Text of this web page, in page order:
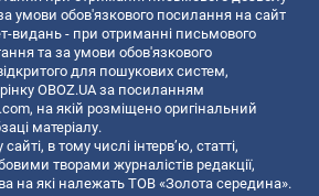
умови обов'язкового посилання на сайт
видань - при отриманні письмового
та за умови обов'язкового
для пошукових систем,
OBOZ.UA за посиланням
, на якій розміщено оригінальний
матеріалу.
в тому числі інтерв’ю, статті,
творами журналістів редакції,
на які належать ТОВ «Золота середина».